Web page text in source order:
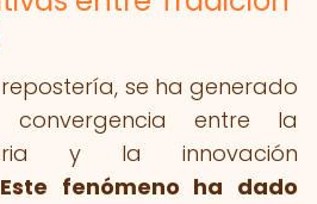
se ha generado
convergencia entre la
y la innovación
Este fenómeno ha dado